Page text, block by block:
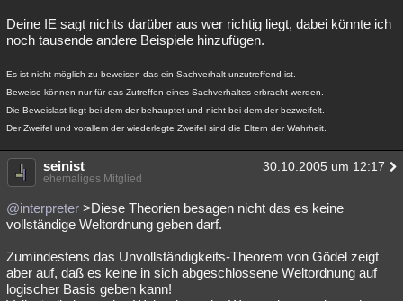
Deine IE sagt nichts darüber aus wer richtig liegt, dabei könnte ich
noch tausende andere Beispiele hinzufügen.
Es ist nicht möglich zu beweisen das ein Sachverhalt unzutreffend ist.
Beweise können nur für das Zutreffen eines Sachverhaltes erbracht werden.
Die Beweislast liegt bei dem der behauptet und nicht bei dem der bezweifelt.
Der Zweifel und vorallem der wiederlegte Zweifel sind die Eltern der Wahrheit.
seinist 30.10.2005 um 12:17
ehemaliges Mitglied
@interpreter >Diese Theorien besagen nicht das es keine
vollständige Weltordnung geben darf.
Zumindestens das Unvollständigkeits-Theorem von Gödel zeigt
aber auf, daß es keine in sich abgeschlossene Weltordnung auf
logischer Basis geben kann!